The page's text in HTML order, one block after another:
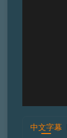
中文字幕